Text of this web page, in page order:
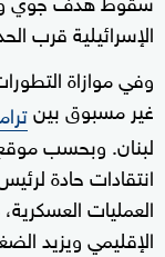
الإسرائيلية قرب
وفي موازاة
غير مسبوق بين
لبنان. وبحسب
انتقادات حادة
العمليات
الإقليمي ويزيد